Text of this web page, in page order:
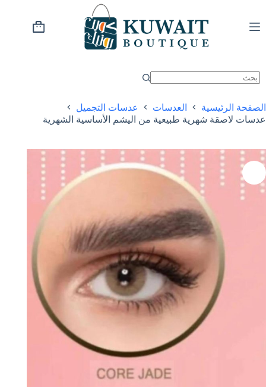
المحتوى
عربة
الصفحة الرئيسية العدسات
عدسات التجميل
عدسات لاصقة شهرية طبيعية من اليشم الأساسية الشهرية